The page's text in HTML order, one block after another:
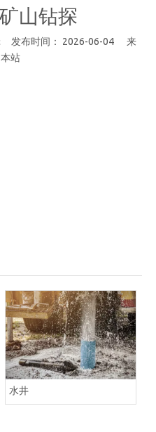
山钻探
发布时间： 2026-06-04 来
本站
水井